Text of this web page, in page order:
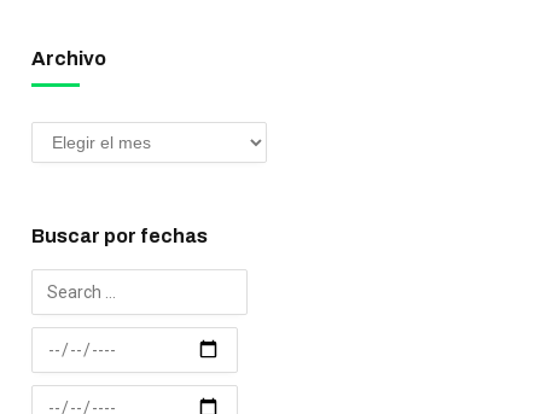
Archivo
Buscar por fechas